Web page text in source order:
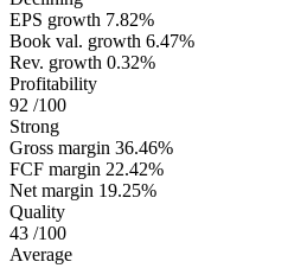
EPS growth 7.82%
Book val. growth 6.47%
Rev. growth 0.32%
Profitability
92 /100
Strong
Gross margin 36.46%
FCF margin 22.42%
Net margin 19.25%
Quality
43 /100
Average